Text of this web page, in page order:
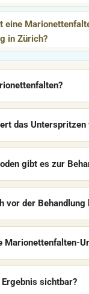
eine
in Zürich?
das
gibt es zur
vor der Behandlung
Marionettenfalten-
sichtbar?